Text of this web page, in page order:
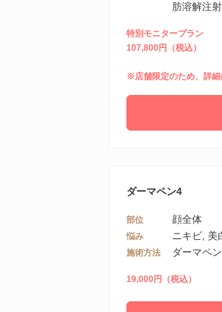
肪溶解注射
特別モニタープラン
107,800円（税込）
※店舗限定のため、詳
ダーマペン4
部位 顔全体
悩み ニキビ, 美
施術方法 ダーマペン
19,000円（税込）